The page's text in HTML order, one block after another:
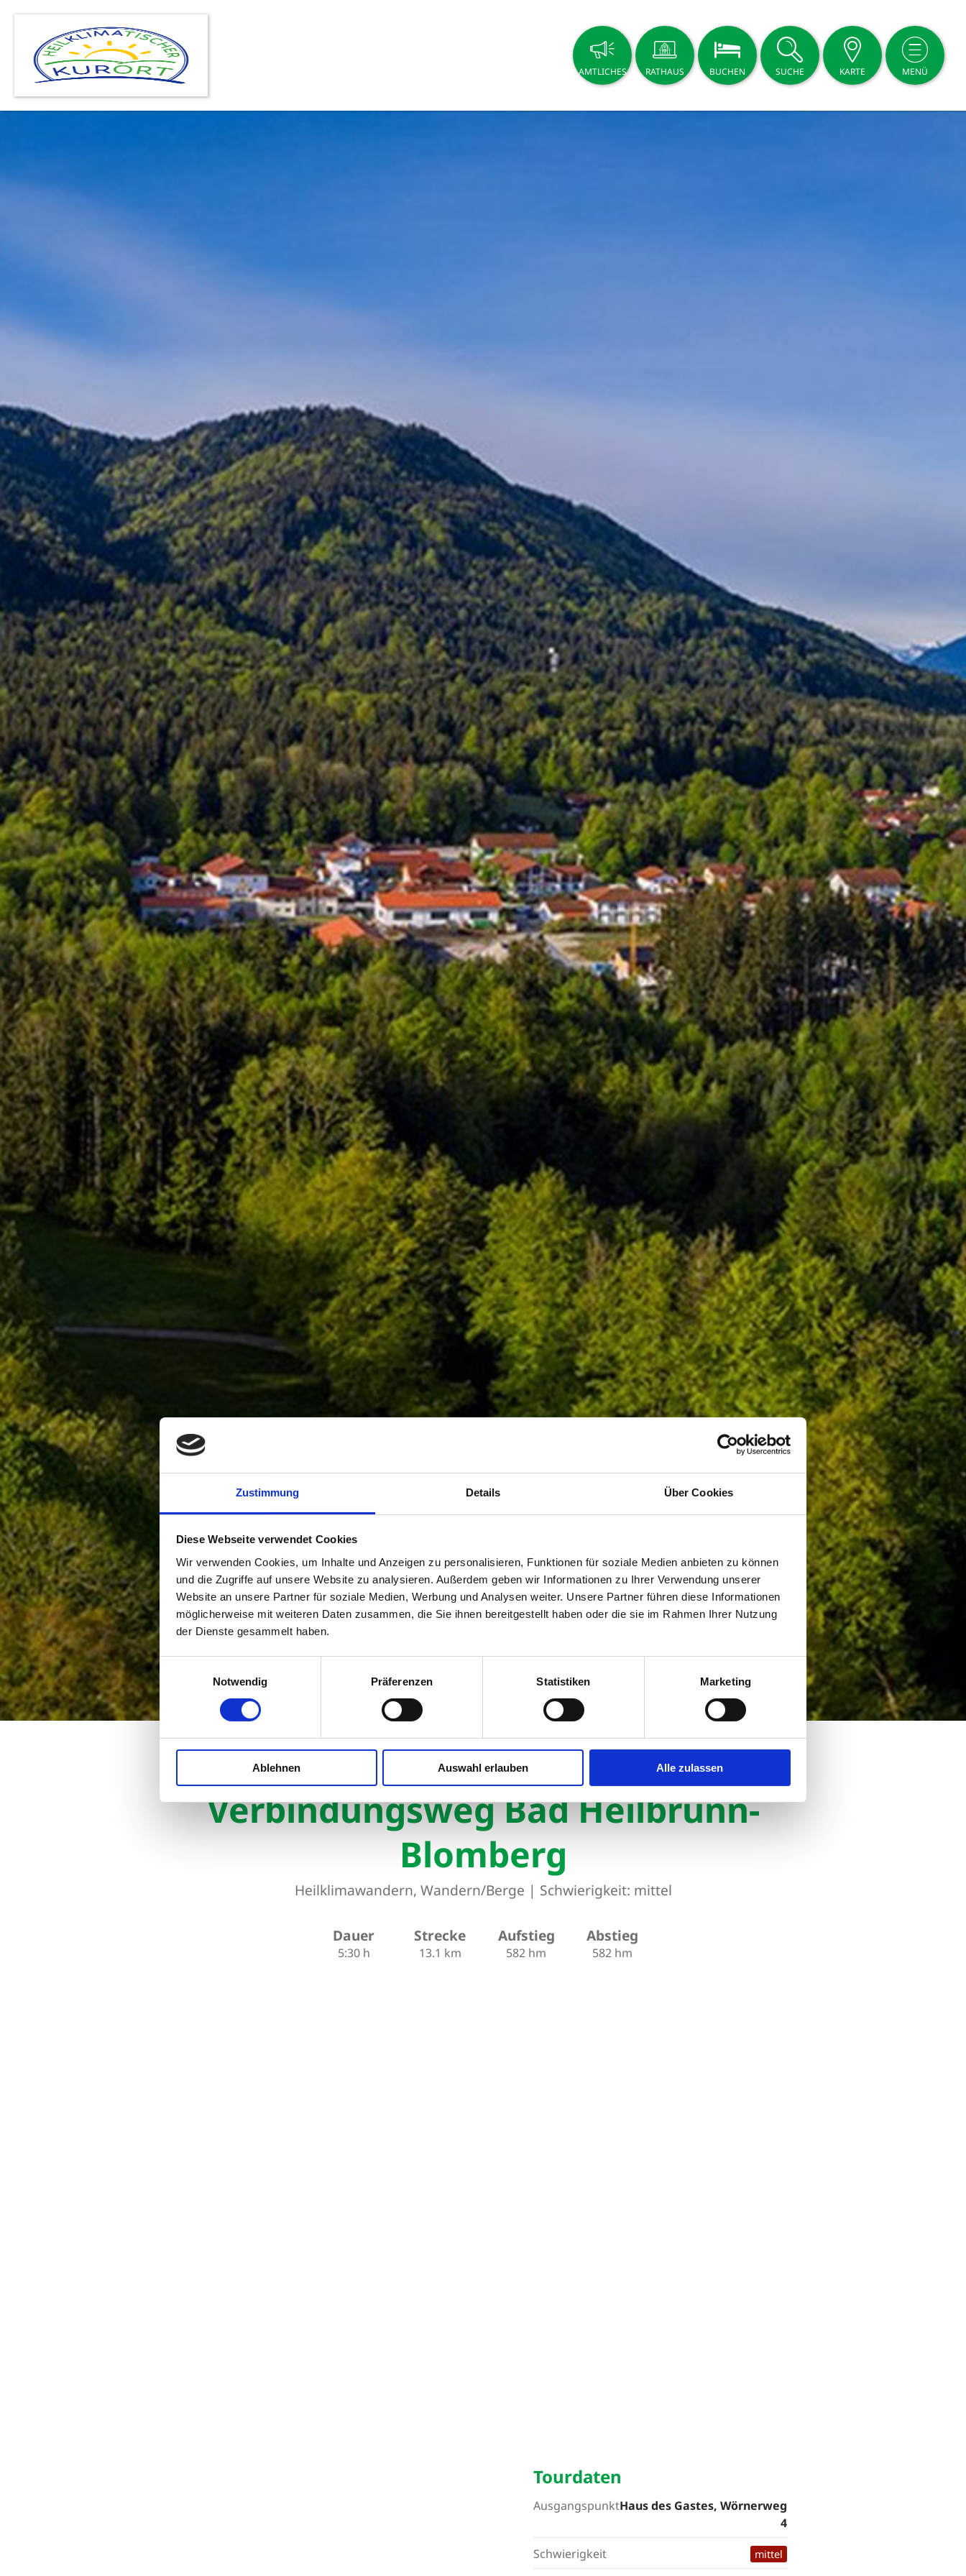
Zustimmung Details Über Cookies
Diese Webseite verwendet Cookies
Wir verwenden Cookies, um Inhalte und Anzeigen zu personalisieren, Funktionen für soziale Medien anbieten zu können
und die Zugriffe auf unsere Website zu analysieren. Außerdem geben wir Informationen zu Ihrer Verwendung unserer
Website an unsere Partner für soziale Medien, Werbung und Analysen weiter. Unsere Partner führen diese Informationen
möglicherweise mit weiteren Daten zusammen, die Sie ihnen bereitgestellt haben oder die sie im Rahmen Ihrer Nutzung
der Dienste gesammelt haben.
Einwilligungsauswahl
Notwendig
Präferenzen Statistiken Marketing
Ablehnen Auswahl erlauben Alle zulassen
AMTLICHES RATHAUS BUCHEN SUCHE KARTE MENÜ
Startseite Verbindungsweg Bad Heilbrunn-Blomberg
Verbindungsweg Bad Heilbrunn-
Blomberg
Heilklimawandern, Wandern/Berge | Schwierigkeit: mittel
Dauer
5:30 h
Strecke
13.1 km
Aufstieg
582 hm
Abstieg
582 hm
Tourdaten
AusgangspunktHaus des Gastes, Wörnerweg
4
Schwierigkeit
mittel